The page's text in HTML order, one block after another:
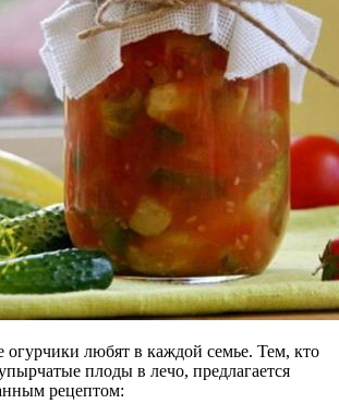
огурчики любят в каждой семье. Тем, кто
плоды в лечо, предлагается
рецептом: